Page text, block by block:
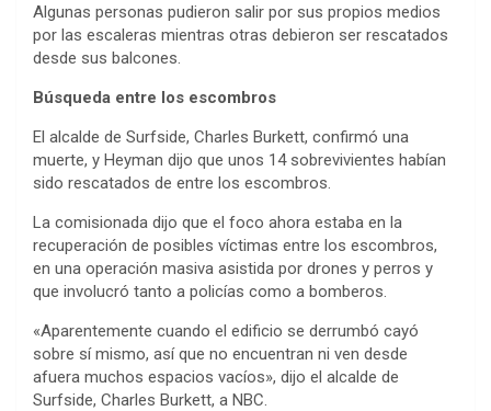
Algunas personas pudieron salir por sus propios medios
por las escaleras mientras otras debieron ser rescatados
desde sus balcones.
Búsqueda entre los escombros
El alcalde de Surfside, Charles Burkett, confirmó una
muerte, y Heyman dijo que unos 14 sobrevivientes habían
sido rescatados de entre los escombros.
La comisionada dijo que el foco ahora estaba en la
recuperación de posibles víctimas entre los escombros,
en una operación masiva asistida por drones y perros y
que involucró tanto a policías como a bomberos.
«Aparentemente cuando el edificio se derrumbó cayó
sobre sí mismo, así que no encuentran ni ven desde
afuera muchos espacios vacíos», dijo el alcalde de
Surfside, Charles Burkett, a NBC.